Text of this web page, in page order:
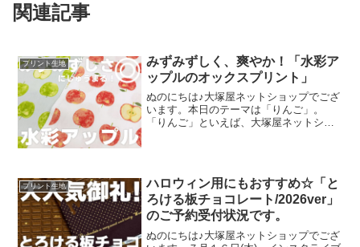
関連記事
プリント生地
みずみずしく、爽やか！「水彩ア
ップルのオックスプリント」
ぬのにちは♪大塚屋ネットショップでござ
います。本日のテーマは「りんご」。
「りんご」といえば、大塚屋ネットショ
プリント生地
ハロウィン用にもおすすめ☆「と
ろける板チョコレート/2026ver」
のご予約受付状況です。
ぬのにちは♪大塚屋ネットショップでござ